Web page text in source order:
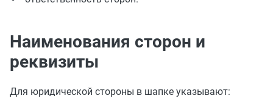
Наименования сторон и
реквизиты
Для юридической стороны в шапке указывают: